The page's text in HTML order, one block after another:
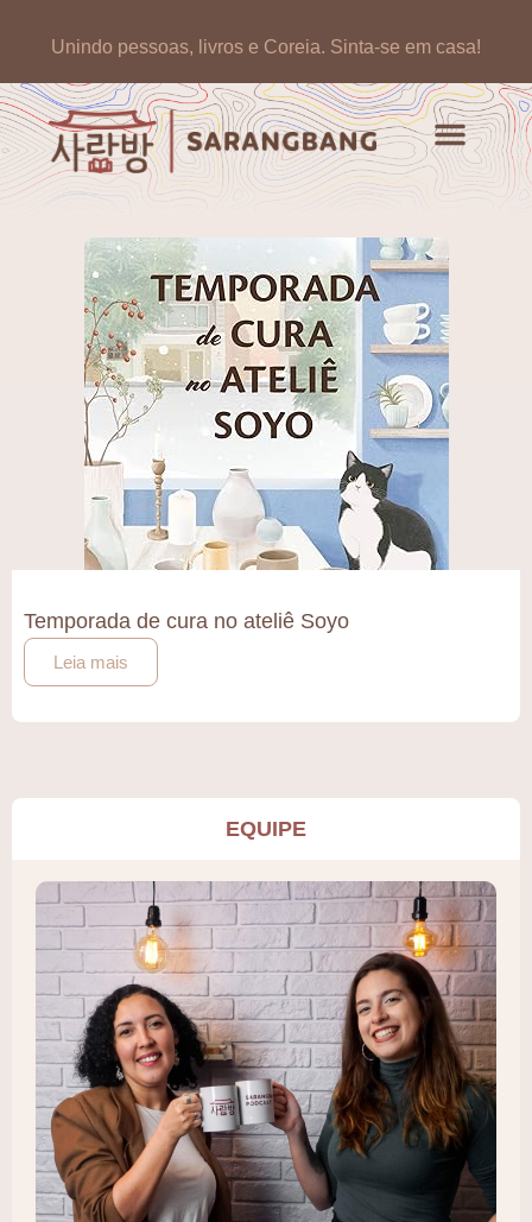
Unindo pessoas, livros e Coreia. Sinta-se em casa!
Temporada de cura no ateliê Soyo
Leia mais
EQUIPE